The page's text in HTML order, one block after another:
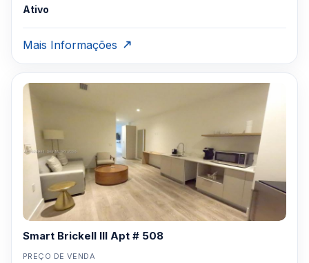
Ativo
Mais Informações
Smart Brickell III Apt # 508
PREÇO DE VENDA